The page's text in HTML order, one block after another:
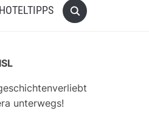
HOTELTIPPS
unterwegs!